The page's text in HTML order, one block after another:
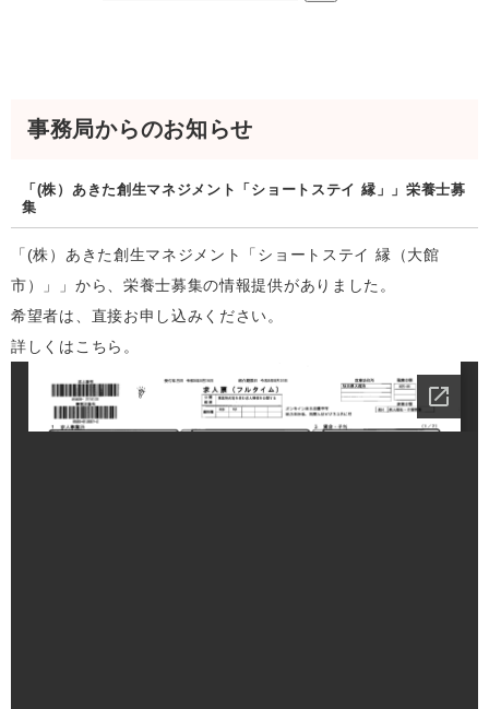
事務局からのお知らせ
「(株）あきた創生マネジメント「ショートステイ 縁」」栄養士募
集
「(株）あきた創生マネジメント「ショートステイ 縁（大館
市）」」から、栄養士募集の情報提供がありました。
希望者は、直接お申し込みください。
詳しくはこちら。